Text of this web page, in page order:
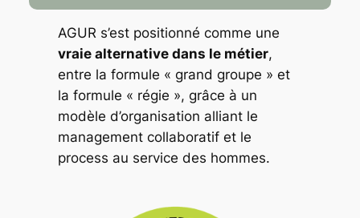
AGUR s’est positionné comme une
vraie alternative dans le métier,
entre la formule « grand groupe » et
la formule « régie », grâce à un
modèle d’organisation alliant le
management collaboratif et le
process au service des hommes.